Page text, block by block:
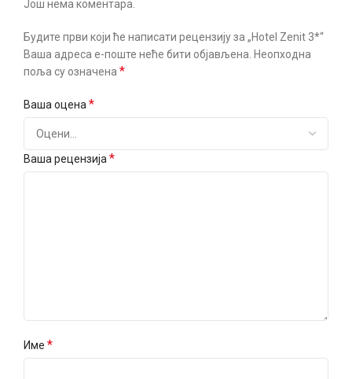
Још нема коментара.
Будите први који ће написати рецензију за „Hotel Zenit 3*“
Ваша адреса е-поште неће бити објављена. Неопходна
поља су означена *
Ваша оцена*
Ваша рецензија*
Име *